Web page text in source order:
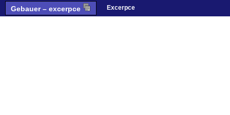
Gebauer – excerpce Excerpce